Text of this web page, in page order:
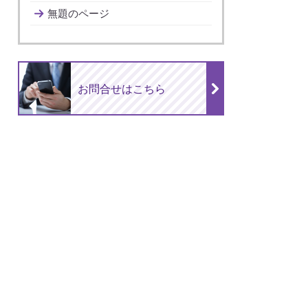
無題のページ
お問合せはこちら